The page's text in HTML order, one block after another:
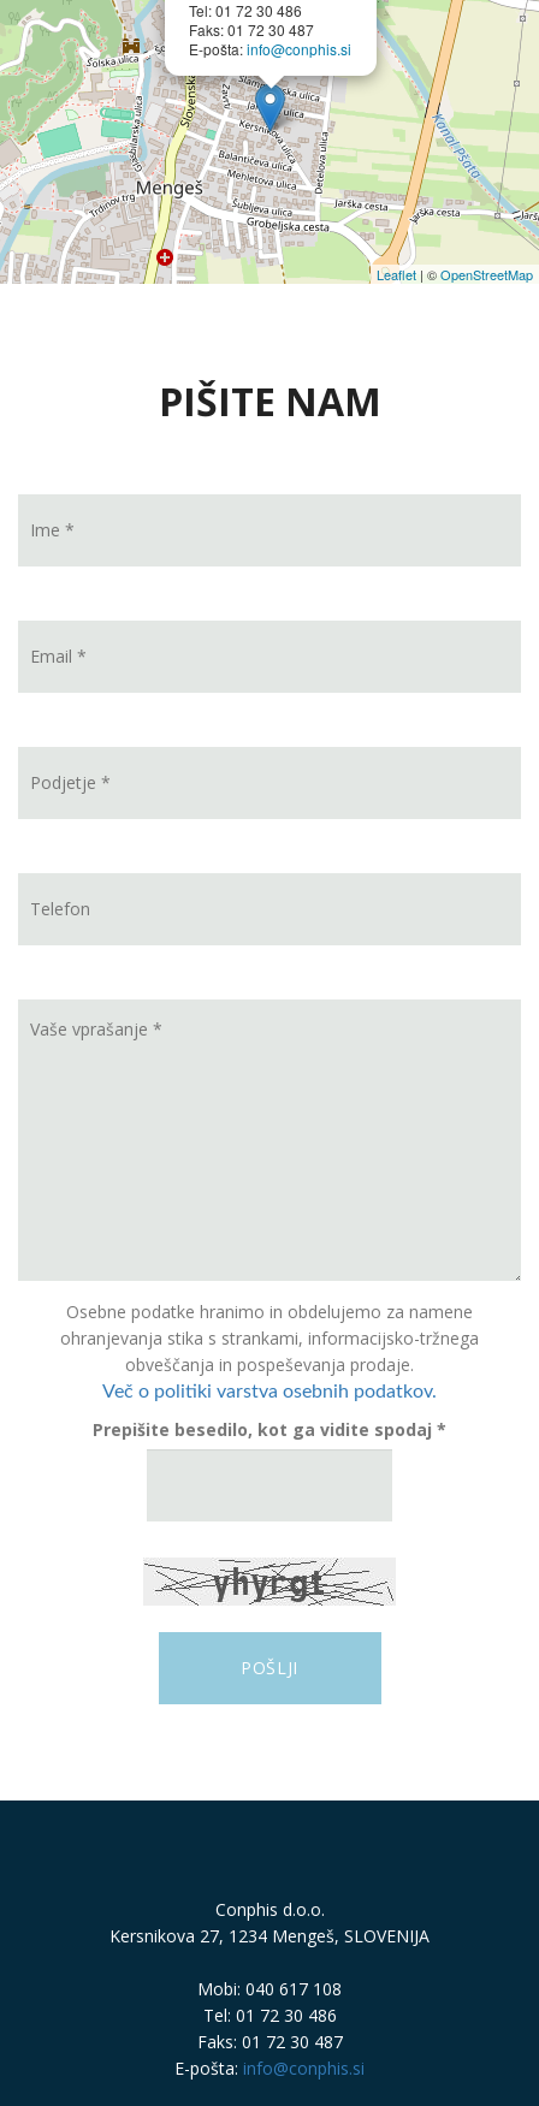
Tel: 01 72 30 486
Faks: 01 72 30 487
E-pošta:info@conphis.si
Leaflet | ©OpenStreetMap
PIŠITE NAM
Osebne podatke hranimo in obdelujemo za namene
ohranjevanja stika s strankami, informacijsko-tržnega
obveščanja in pospeševanja prodaje.
Več o politiki varstva osebnih podatkov.
Prepišite besedilo, kot ga vidite spodaj *
Conphis d.o.o.
Kersnikova 27, 1234 Mengeš, SLOVENIJA
Mobi: 040 617 108
Tel: 01 72 30 486
Faks: 01 72 30 487
E-pošta: info@conphis.si